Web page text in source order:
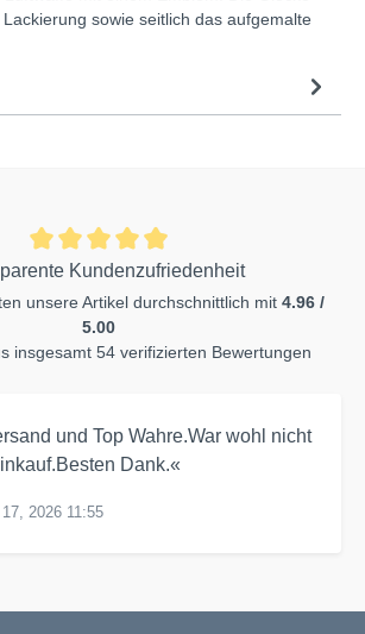
sowie seitlich das aufgemalte
Kundenzufriedenheit
unsere Artikel durchschnittlich mit 4.96 /
5.00
insgesamt 54 verifizierten Bewertungen
und Top Wahre.War wohl nicht
Dank.«
2026 11:55